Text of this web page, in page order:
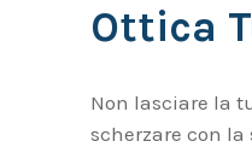
Ottica
Non lasciare la
scherzare con